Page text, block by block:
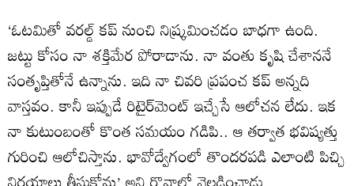
‘ఓటమితో వరల్డ్ కప్ నుంచి నిష్ర్కమించడం బాధగా ఉంది.
జట్టు కోసం నా శక్తిమేర పోరాడాను. నా వంతు కృషి చేశాననే
సంతృప్తితోనే ఉన్నాను. ఇది నా చివరి ప్రపంచ కప్ అన్నది
వాస్తవం. కానీ ఇప్పుడే రిటైర్‌మెంట్ ఇచ్చేసే ఆలోచన లేదు. ఇక
నా కుటుంబంతో కొంత సమయం గడిపి.. ఆ తర్వాత భవిష్యత్తు
గురించి ఆలోచిస్తాను. భావోద్వేగంలో తొందరపడి ఎలాంటి పిచ్చి